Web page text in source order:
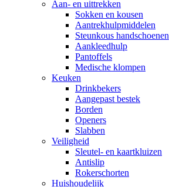
Aan- en uittrekken
Sokken en kousen
Aantrekhulpmiddelen
Steunkous handschoenen
Aankleedhulp
Pantoffels
Medische klompen
Keuken
Drinkbekers
Aangepast bestek
Borden
Openers
Slabben
Veiligheid
Sleutel- en kaartkluizen
Antislip
Rokerschorten
Huishoudelijk